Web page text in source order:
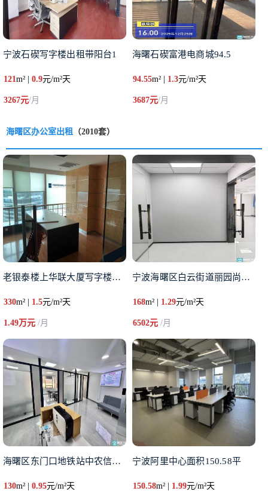
宁波石碶写字楼出租带阳台1
121m² | 0.9元/m²天
3267元/月
海曙石碶富港电商城94.5
94.55m² | 1.3元/m²天
3687元/月
海曙区办公室出租 （2010套）
老银泰楼上华联大厦写字楼朝江风
330m² | 1.5元/m²天
1.49万元 /月
宁波海曙区白云街道丽园尚都A座
168m² | 1.29元/m²天
6502元/月
海曙区东门口地铁站中农信大厦1
130m² | 0.95元/m²天
宁波阿里中心面积150.58平
150.58m² | 1.99元/m²天